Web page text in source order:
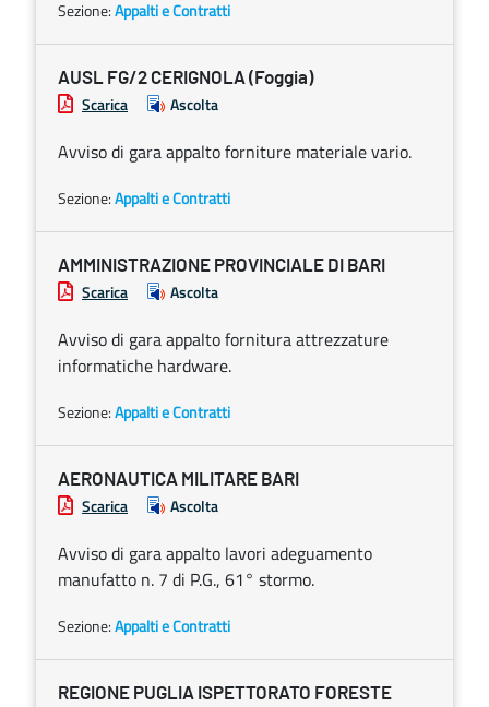
Sezione:Appalti e Contratti
AUSL FG/2 CERIGNOLA (Foggia)
Scarica Ascolta
Avviso di gara appalto forniture materiale vario.
Sezione:Appalti e Contratti
AMMINISTRAZIONE PROVINCIALE DI BARI
Scarica Ascolta
Avviso di gara appalto fornitura attrezzature
informatiche hardware.
Sezione:Appalti e Contratti
AERONAUTICA MILITARE BARI
Scarica Ascolta
Avviso di gara appalto lavori adeguamento
manufatto n. 7 di P.G., 61° stormo.
Sezione:Appalti e Contratti
REGIONE PUGLIA ISPETTORATO FORESTE